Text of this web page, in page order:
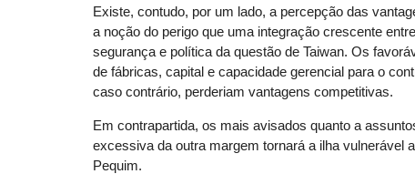
Existe, contudo, por um lado, a percepção das
a noção do perigo que uma integração crescente
segurança e política da questão de Taiwan. Os
de fábricas, capital e capacidade gerencial para o
caso contrário, perderiam vantagens competitivas.
Em contrapartida, os mais avisados quanto a
excessiva da outra margem tornará a ilha vulnerável
Pequim.